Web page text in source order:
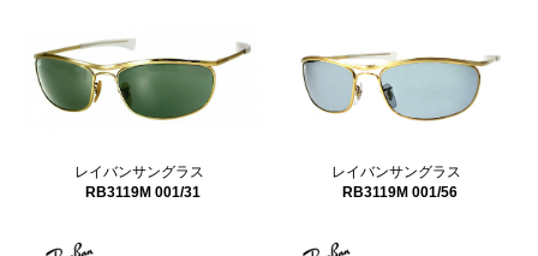
レイバンサングラス
RB3119M 001/31
レイバンサングラス
RB3119M 001/56